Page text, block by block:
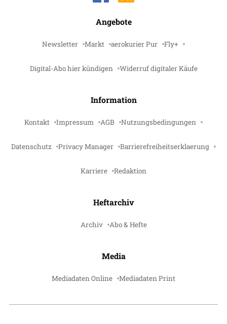
Angebote
Newsletter Markt aerokurier Pur Fly+
Digital-Abo hier kündigen Widerruf digitaler Käufe
Information
Kontakt Impressum AGB Nutzungsbedingungen
Datenschutz Privacy Manager Barrierefreiheitserklaerung
Karriere Redaktion
Heftarchiv
Archiv Abo & Hefte
Media
Mediadaten Online Mediadaten Print